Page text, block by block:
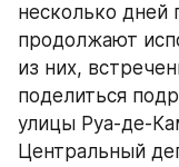
несколько дней
продолжают
из них,
поделиться
улицы Руа-де-
Центральный